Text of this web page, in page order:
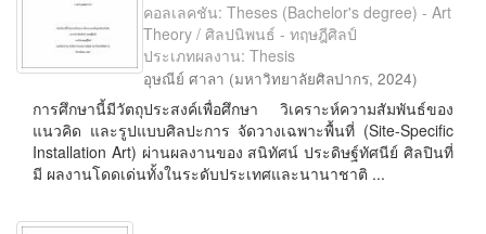
คอลเลคชัน: Theses (Bachelor's degree) - Art
Theory / ศิลปนิพนธ์ - ทฤษฎีศิลป์
ประเภทผลงาน: Thesis
อุษณีย์ ศาลา (มหาวิทยาลัยศิลปากร,2024)
การศึกษานี้มีวัตถุประสงค์เพื่อศึกษา วิเคราะห์ความสัมพันธ์ของ
แนวคิด และรูปแบบศิลปะการ จัดวางเฉพาะพื้นที่ (Site-Speciﬁc
Installation Art) ผ่านผลงานของ สนิทัศน์ ประดิษฐ์ทัศนีย์ ศิลปินที่
มี ผลงานโดดเด่นทั้งในระดับประเทศและนานาชาติ ...